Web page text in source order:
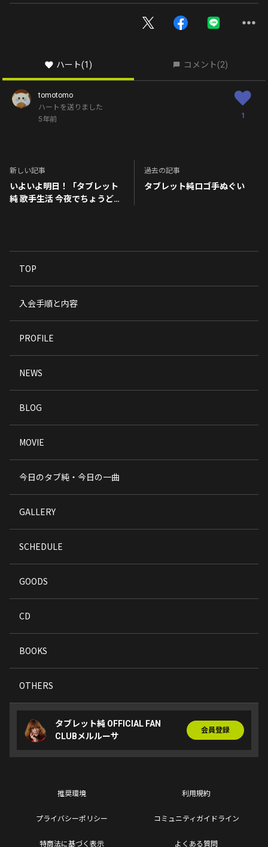
ハート(1) コメント(2)
tomotomo
ハートを送りました
5年前
1
新しい記事
いよいよ明日！「タブレット
純 歌手生活 今夜でちょうど20
過去の記事
タブレット純ロゴ手ぬぐい
TOP
入会手順と内容
PROFILE
NEWS
BLOG
MOVIE
今日のタブ純・今日の一曲
GALLERY
SCHEDULE
GOODS
CD
BOOKS
OTHERS
タブレット純 OFFICIAL FAN
CLUBメルルーサ
会員登録
推奨環境 利用規約
プライバシーポリシー コミュニティガイドライン
特商法に基づく表示 よくある質問